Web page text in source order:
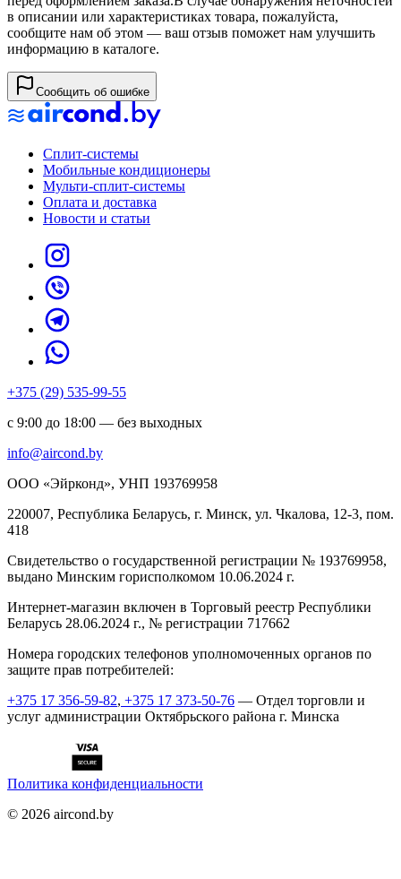
в описании или характеристиках товара, пожалуйста,
сообщите нам об этом — ваш отзыв поможет нам улучшить
информацию в каталоге.
Сообщить об ошибке
Сплит-системы
Мобильные кондиционеры
Мульти-сплит-системы
Оплата и доставка
Новости и статьи
+375 (29) 535-99-55
с 9:00 до 18:00 — без выходных
info@aircond.by
ООО «Эйрконд», УНП 193769958
220007, Республика Беларусь, г. Минск, ул. Чкалова, 12-3, пом.
418
Cвидетельство о государственной регистрации № 193769958,
выдано Минским горисполкомом 10.06.2024 г.
Интернет-магазин включен в Торговый реестр Республики
Беларусь 28.06.2024 г., № регистрации 717662
Номера городских телефонов уполномоченных органов по
защите прав потребителей:
+375 17 356-59-82, +375 17 373-50-76 — Отдел торговли и
услуг администрации Октябрьского района г. Минска
Политика конфиденциальности
© 2026 aircond.by